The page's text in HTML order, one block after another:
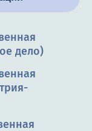
дело)